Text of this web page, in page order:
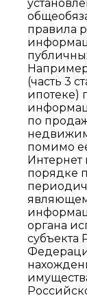
правила
(часть 3
ипотеке)
по
помимо
Интернет
порядке
органа
субъекта